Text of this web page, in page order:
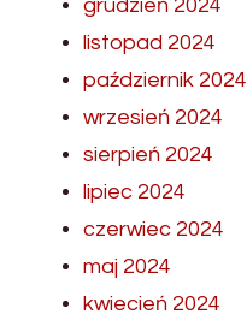
grudzień 2024
listopad 2024
październik 2024
wrzesień 2024
sierpień 2024
lipiec 2024
czerwiec 2024
maj 2024
kwiecień 2024